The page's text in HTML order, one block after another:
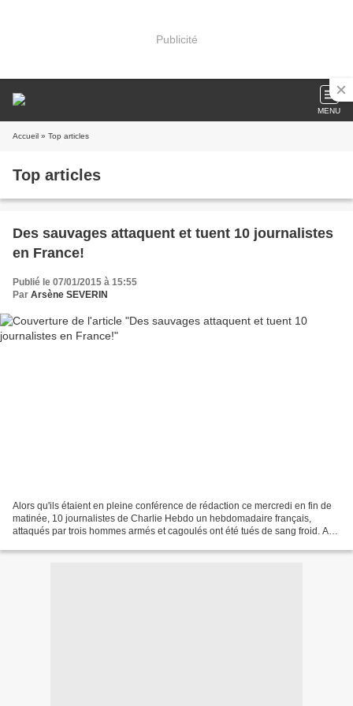
Publicité
MENU
Accueil » Top articles
Top articles
Des sauvages attaquent et tuent 10 journalistes
en France!
Publié le 07/01/2015 à 15:55
Par Arsène SEVERIN
Alors qu'ils étaient en pleine conférence de rédaction ce mercredi en fin de
matinée, 10 journalistes de Charlie Hebdo un hebdomadaire français,
attaqués par trois hommes armés et cagoulés ont été tués de sang froid. A